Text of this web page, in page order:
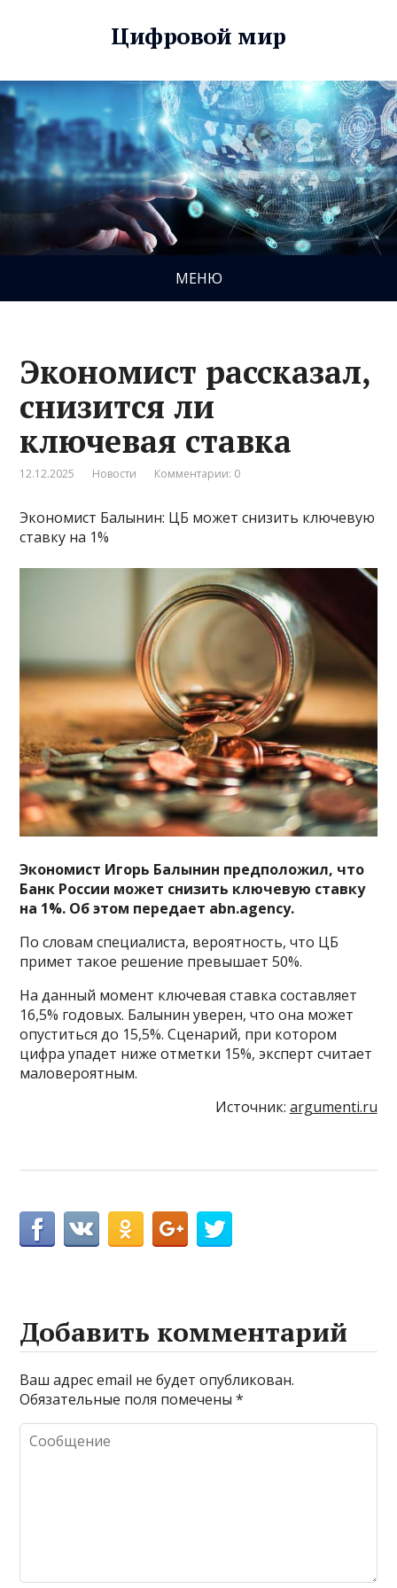
Цифровой мир
МЕНЮ
Экономист рассказал,
снизится ли
ключевая ставка
12.12.2025 Новости Комментарии: 0
Экономист Балынин: ЦБ может снизить ключевую
ставку на 1%
Экономист Игорь Балынин предположил, что
Банк России может снизить ключевую ставку
на 1%. Об этом передает abn.agency.
По словам специалиста, вероятность, что ЦБ
примет такое решение превышает 50%.
На данный момент ключевая ставка составляет
16,5% годовых. Балынин уверен, что она может
опуститься до 15,5%. Сценарий, при котором
цифра упадет ниже отметки 15%, эксперт считает
маловероятным.
Источник: argumenti.ru
Добавить комментарий
Ваш адрес email не будет опубликован.
Обязательные поля помечены*